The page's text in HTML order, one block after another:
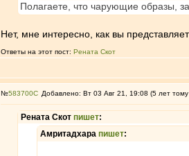
Полагаете, что чарующие образы,
Нет, мне интересно, как вы
Ответы на этот пост: Рената Скот
№583700 Добавлено: Вт 03 Авг 21, 19:08 (5 лет
Рената Скот пишет:
Амритадхара пишет: